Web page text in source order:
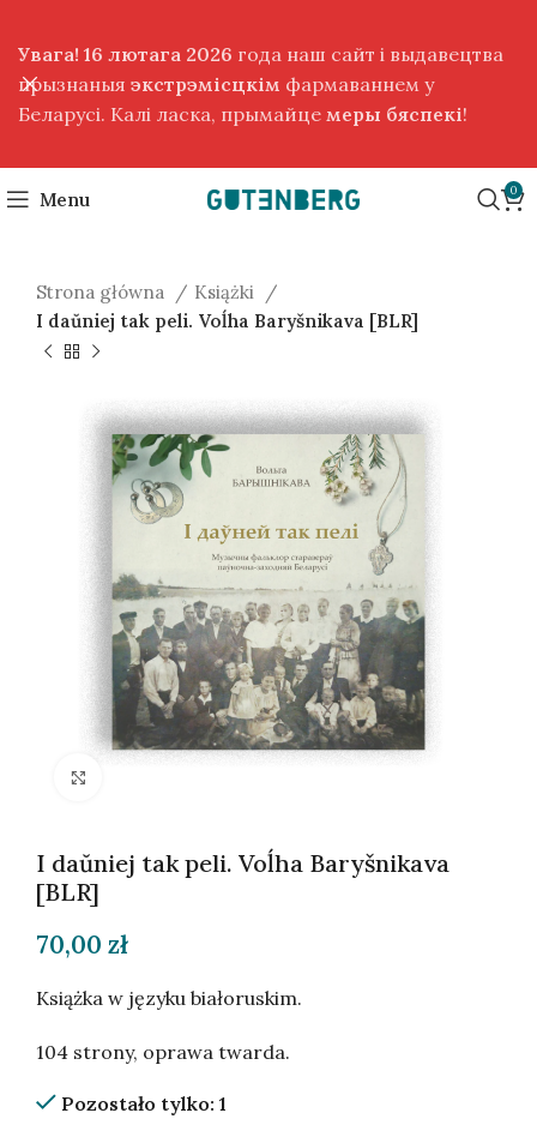
Menu 0
Strona główna
Książki
I daŭniej tak peli. Voĺha Baryšnikava [BLR]
I daŭniej tak peli. Voĺha Baryšnikava
[BLR]
70,00 zł
Książka w języku białoruskim.
104 strony, oprawa twarda.
Pozostało tylko: 1
Увага! 16 лютага 2026 года наш сайт і выдавецтва
прызнаныя экстрэмісцкім фармаваннем у
Беларусі. Калі ласка, прымайце меры бяспекі!